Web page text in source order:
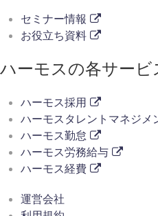
セミナー情報
お役立ち資料
ハーモスの各サービ
ハーモス採用
ハーモスタレントマネジメ
ハーモス勤怠
ハーモス労務給与
ハーモス経費
運営会社